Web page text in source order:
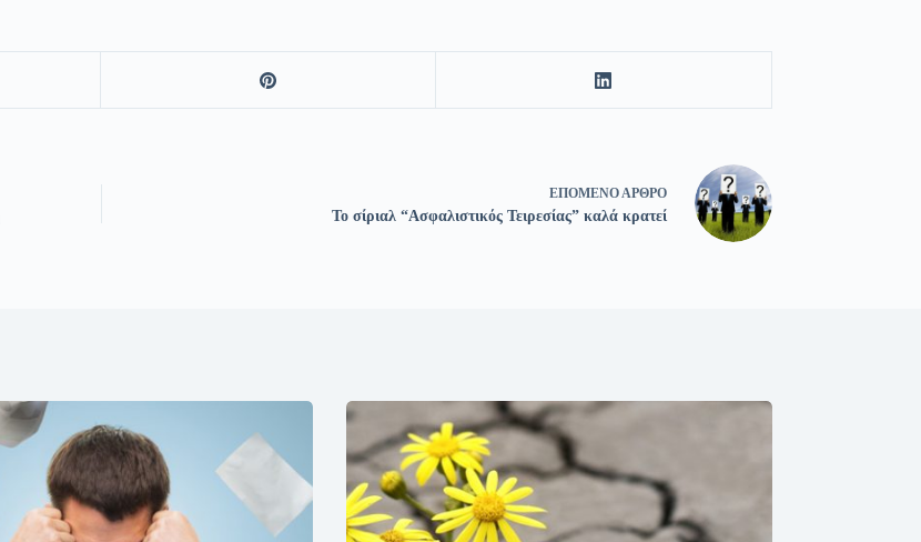
ΕΠΌΜΕΝΟ ΆΡΘΡΟ
Το σίριαλ “Ασφαλιστικός Τειρεσίας” καλά κρατεί